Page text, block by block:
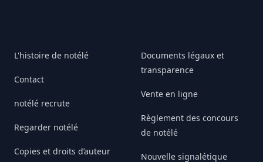
L'histoire de notélé
Contact
notélé recrute
Regarder notélé
Copies et droits d’auteur
Documents légaux et
transparence
Vente en ligne
Règlement des concours
de notélé
Nouvelle signalétique